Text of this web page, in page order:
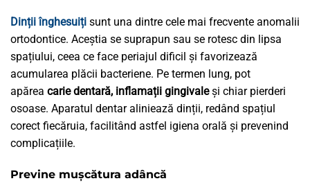
Dinții înghesuiți sunt una dintre cele mai frecvente anomalii
ortodontice. Aceștia se suprapun sau se rotesc din lipsa
spațiului, ceea ce face periajul dificil și favorizează
acumularea plăcii bacteriene. Pe termen lung, pot
apărea carie dentară, inflamații gingivaleși chiar pierderi
osoase. Aparatul dentar aliniează dinții, redând spațiul
corect fiecăruia, facilitând astfel igiena orală și prevenind
complicațiile.
Previne mușcătura adâncă